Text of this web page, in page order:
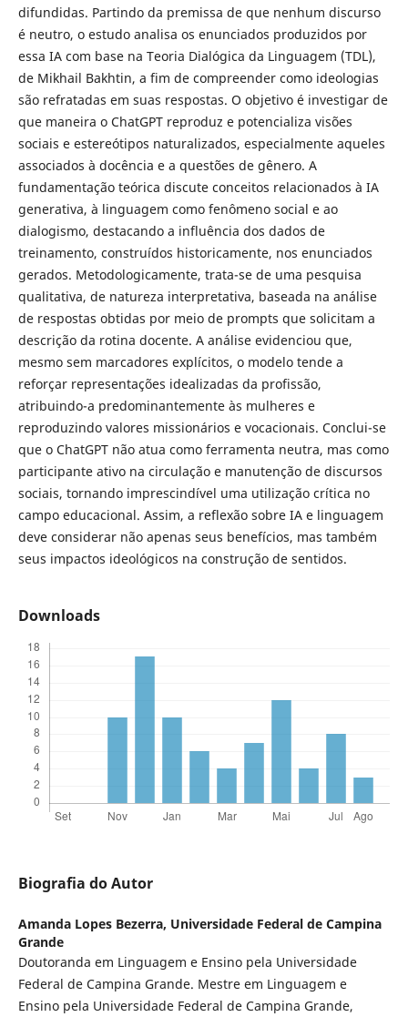
difundidas. Partindo da premissa de que nenhum discurso
é neutro, o estudo analisa os enunciados produzidos por
essa IA com base na Teoria Dialógica da Linguagem (TDL),
de Mikhail Bakhtin, a fim de compreender como ideologias
são refratadas em suas respostas. O objetivo é investigar de
que maneira o ChatGPT reproduz e potencializa visões
sociais e estereótipos naturalizados, especialmente aqueles
associados à docência e a questões de gênero. A
fundamentação teórica discute conceitos relacionados à IA
generativa, à linguagem como fenômeno social e ao
dialogismo, destacando a influência dos dados de
treinamento, construídos historicamente, nos enunciados
gerados. Metodologicamente, trata-se de uma pesquisa
qualitativa, de natureza interpretativa, baseada na análise
de respostas obtidas por meio de prompts que solicitam a
descrição da rotina docente. A análise evidenciou que,
mesmo sem marcadores explícitos, o modelo tende a
reforçar representações idealizadas da profissão,
atribuindo-a predominantemente às mulheres e
reproduzindo valores missionários e vocacionais. Conclui-se
que o ChatGPT não atua como ferramenta neutra, mas como
participante ativo na circulação e manutenção de discursos
sociais, tornando imprescindível uma utilização crítica no
campo educacional. Assim, a reflexão sobre IA e linguagem
deve considerar não apenas seus benefícios, mas também
seus impactos ideológicos na construção de sentidos.
Downloads
Biografia do Autor
Amanda Lopes Bezerra, Universidade Federal de Campina
Grande
Doutoranda em Linguagem e Ensino pela Universidade
Federal de Campina Grande. Mestre em Linguagem e
Ensino pela Universidade Federal de Campina Grande,